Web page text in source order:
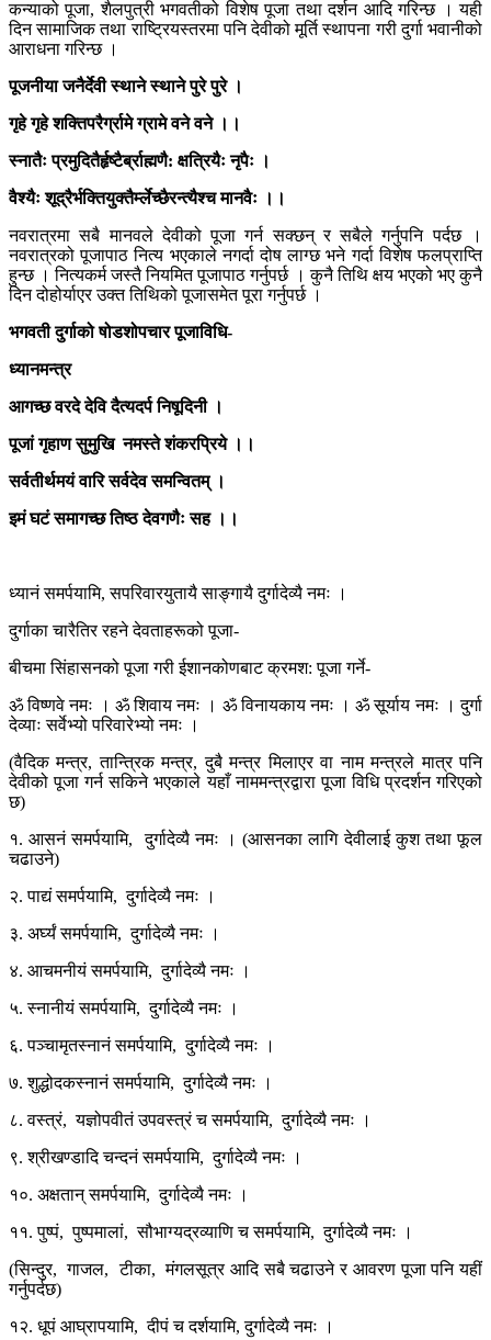
कन्याको पूजा, शैलपुत्री भगवतीको विशेष पूजा तथा दर्शन आदि गरिन्छ । यही
दिन सामाजिक तथा राष्ट्रियस्तरमा पनि देवीको मूर्ति स्थापना गरी दुर्गा भवानीको
आराधना गरिन्छ ।
पूजनीया जनैर्देवी स्थाने स्थाने पुरे पुरे ।
गृहे गृहे शक्तिपरैर्ग्रामे ग्रामे वने वने ।।
स्नातैः प्रमुदितैर्हृष्टैर्ब्राह्मणै: क्षत्रियैः नृपैः ।
वैश्यैः शूद्रैर्भक्तियुक्तैर्म्लेच्छैरन्त्यैश्च मानवैः ।।
नवरात्रमा सबै मानवले देवीको पूजा गर्न सक्छन् र सबैले गर्नुपनि पर्दछ ।
नवरात्रको पूजापाठ नित्य भएकाले नगर्दा दोष लाग्छ भने गर्दा विशेष फलप्राप्ति
हुन्छ । नित्यकर्म जस्तै नियमित पूजापाठ गर्नुपर्छ । कुनै तिथि क्षय भएको भए कुनै
दिन दोहोर्याएर उक्त तिथिको पूजासमेत पूरा गर्नुपर्छ ।
भगवती दुर्गाको षोडशोपचार पूजाविधि-
ध्यानमन्त्र
आगच्छ वरदे देवि दैत्यदर्प निषूदिनी ।
पूजां गृहाण सुमुखि नमस्ते शंकरप्रिये ।।
सर्वतीर्थमयं वारि सर्वदेव समन्वितम् ।
इमं घटं समागच्छ तिष्ठ देवगणैः सह ।।
ध्यानं समर्पयामि, सपरिवारयुतायै साङ्गायै दुर्गादेव्यै नमः ।
दुर्गाका चारैतिर रहने देवताहरूको पूजा-
बीचमा सिंहासनको पूजा गरी ईशानकोणबाट क्रमश: पूजा गर्ने-
ॐ विष्णवे नमः । ॐ शिवाय नमः । ॐ विनायकाय नमः । ॐ सूर्याय नमः । दुर्गा
देव्याः सर्वेभ्यो परिवारेभ्यो नमः ।
(वैदिक मन्त्र, तान्त्रिक मन्त्र, दुबै मन्त्र मिलाएर वा नाम मन्त्रले मात्र पनि
देवीको पूजा गर्न सकिने भएकाले यहाँ नाममन्त्रद्वारा पूजा विधि प्रदर्शन गरिएको
छ)
१. आसनं समर्पयामि, दुर्गादेव्यै नमः । (आसनका लागि देवीलाई कुश तथा फूल
चढाउने)
२. पाद्यं समर्पयामि, दुर्गादेव्यै नमः ।
३. अर्घ्यं समर्पयामि, दुर्गादेव्यै नमः ।
४. आचमनीयं समर्पयामि, दुर्गादेव्यै नमः ।
५. स्नानीयं समर्पयामि, दुर्गादेव्यै नमः ।
६. पञ्चामृतस्नानं समर्पयामि, दुर्गादेव्यै नमः ।
७. शुद्धोदकस्नानं समर्पयामि, दुर्गादेव्यै नमः ।
८. वस्त्रं, यज्ञोपवीतं उपवस्त्रं च समर्पयामि, दुर्गादेव्यै नमः ।
९. श्रीखण्डादि चन्दनं समर्पयामि, दुर्गादेव्यै नमः ।
१०. अक्षतान् समर्पयामि, दुर्गादेव्यै नमः ।
११. पुष्पं, पुष्पमालां, सौभाग्यद्रव्याणि च समर्पयामि, दुर्गादेव्यै नमः ।
(सिन्दुर, गाजल, टीका, मंगलसूत्र आदि सबै चढाउने र आवरण पूजा पनि यहीं
गर्नुपर्दछ)
१२. धूपं आघ्रापयामि, दीपं च दर्शयामि, दुर्गादेव्यै नमः ।